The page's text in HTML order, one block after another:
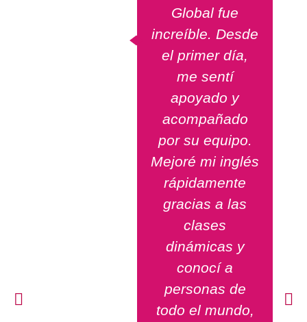
Global fue
increíble. Desde
el primer día,
me sentí
apoyado y
acompañado
por su equipo.
Mejoré mi inglés
rápidamente
gracias a las
clases
dinámicas y
conocí a
personas de
todo el mundo,